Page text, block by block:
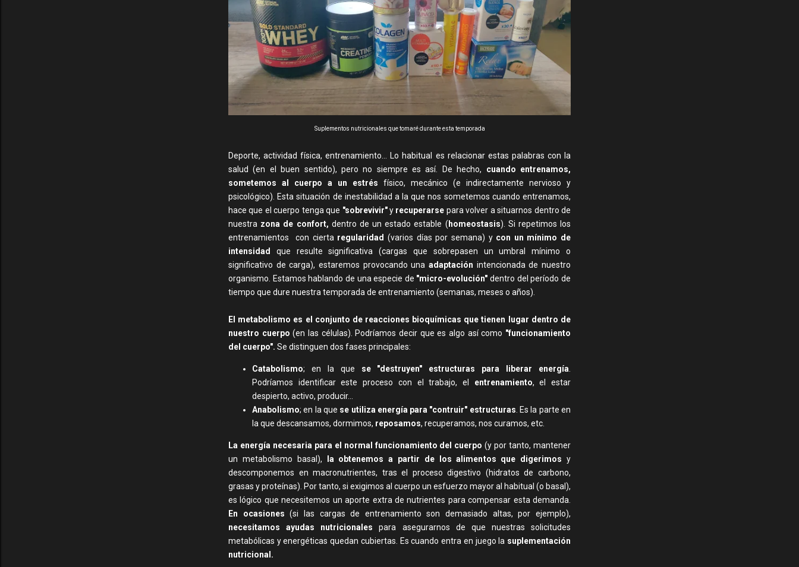
Suplementos nutricionales que tomaré durante esta temporada
Deporte, actividad física, entrenamiento... Lo habitual es relacionar estas palabras con la
salud (en el buen sentido), pero no siempre es así. De hecho, cuando entrenamos,
sometemos al cuerpo a un estrés físico, mecánico (e indirectamente nervioso y
psicológico). Esta situación de inestabilidad a la que nos sometemos cuando entrenamos,
hace que el cuerpo tenga que "sobrevivir"y recuperarse para volver a situarnos dentro de
nuestra zona de confort, dentro de un estado estable ( homeostasis). Si repetimos los
entrenamientos con cierta regularidad (varios días por semana) y con un mínimo de
intensidad
que resulte significativa (cargas que sobrepasen un umbral mínimo o
significativo de carga), estaremos provocando una adaptación intencionada de nuestro
organismo. Estamos hablando de una especie de "micro-evolución" dentro del período de
tiempo que dure nuestra temporada de entrenamiento (semanas, meses o años).
El metabolismo es el conjunto de reacciones bioquímicas que tienen lugar dentro de
nuestro cuerpo (en las células). Podríamos decir que es algo así como "funcionamiento
del cuerpo". Se distinguen dos fases principales:
Catabolismo; en la que se "destruyen" estructuras para liberar energía
Podríamos identificar este proceso con el trabajo, el entrenamiento, el estar
despierto, activo, producir...
Anabolismo; en la que se utiliza energía para "contruir" estructuras . Es la parte en
la que descansamos, dormimos, reposamos, recuperamos, nos curamos, etc.
La energía necesaria para el normal funcionamiento del cuerpo (y por tanto, mantener
un metabolismo basal),
la obtenemos a partir de los alimentos que digerimos y
descomponemos en macronutrientes, tras el proceso digestivo (hidratos de carbono,
grasas y proteínas). Por tanto, si exigimos al cuerpo un esfuerzo mayor al habitual (o basal),
es lógico que necesitemos un aporte extra de nutrientes para compensar esta demanda.
En ocasiones(si las cargas de entrenamiento son demasiado altas, por ejemplo),
necesitamos ayudas nutricionales para asegurarnos de que nuestras solicitudes
metabólicas y energéticas quedan cubiertas. Es cuando entra en juego la suplementación
nutricional.